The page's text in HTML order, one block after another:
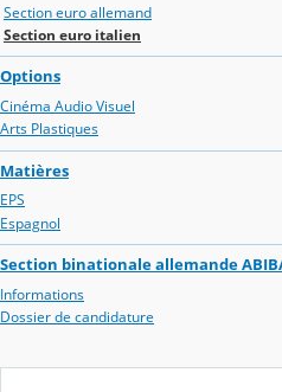
Section euro allemand
Section euro italien
Options
Cinéma Audio Visuel
Arts Plastiques
Matières
EPS
Espagnol
Section binationale allemande
Informations
Dossier de candidature